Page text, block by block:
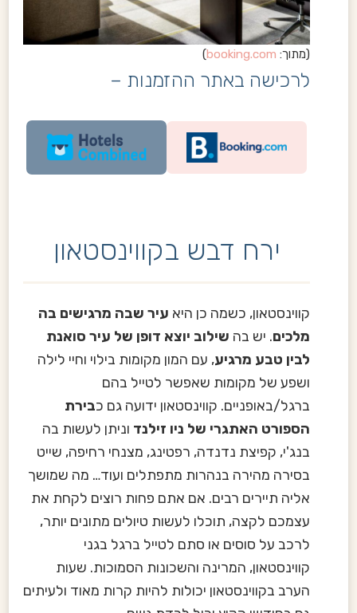
(מתוך: booking.com
)
לרכישה באתר ההזמנות –
ירח דבש בקווינסטאון
קווינסטאון, כשמה כן היא עיר שבה מרגישים בה
מלכים. יש בה שילוב יוצא דופן של עיר סואנת
לבין טבע מרגיע, עם המון מקומות בילוי וחיי לילה
ושפע של מקומות שאפשר לטייל בהם
ברגל/באופניים. קווינסטאון ידועה גם כבירת
הספורט האתגרי של ניו זילנד וניתן לעשות בה
בנג'י, קפיצת נדנדה, רפטינג, מצנחי רחיפה, שייט
בסירה מהירה בנהרות מתפתלים ועוד… מה שמושך
אליה תיירים רבים. אם אתם פחות רוצים לקחת את
עצמכם לקצה, תוכלו לעשות טיולים מתונים יותר,
לרכב על סוסים או סתם לטייל ברגל בגני
קווינסטאון, המרינה והשכונות הסמוכות. שעות
הערב בקווינסטאון יכולות להיות קרות מאוד ולעיתים